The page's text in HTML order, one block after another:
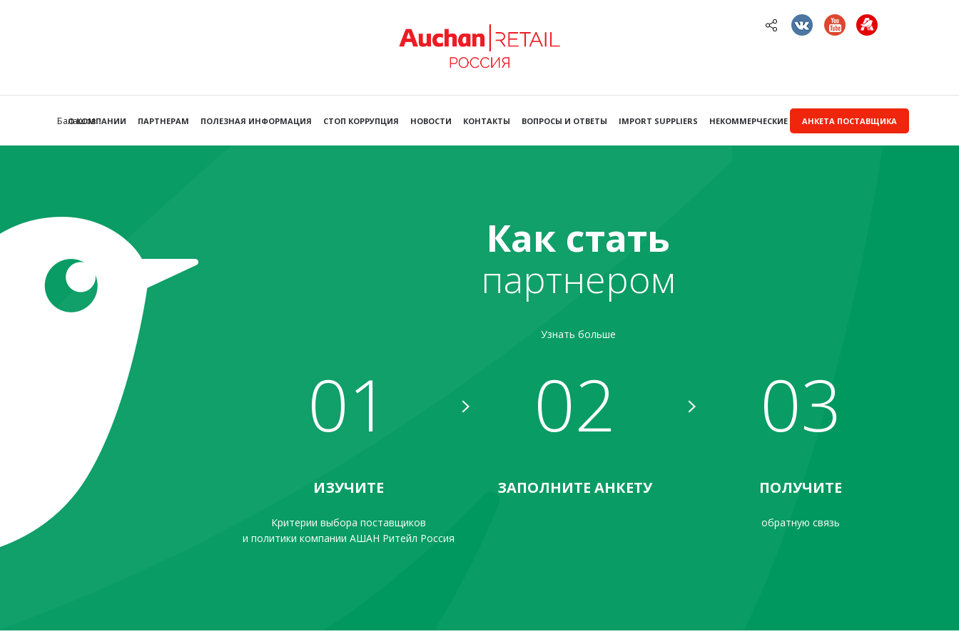
Балашов АНКЕТА ПОСТАВЩИКА
О КОМПАНИИ ПАРТНЕРАМ ПОЛЕЗНАЯ ИНФОРМАЦИЯ СТОП КОРРУПЦИЯ НОВОСТИ КОНТАКТЫ ВОПРОСЫ И ОТВЕТЫ IMPORT SUPPLIERS НЕКОММЕРЧЕСКИЕ ЗАКУПКИ
Как стать
партнером
Узнать больше
01
ИЗУЧИТЕ
Критерии выбора поставщиков
и политики компании АШАН Ритейл Россия
02
ЗАПОЛНИТЕ АНКЕТУ
03
ПОЛУЧИТЕ
обратную связь